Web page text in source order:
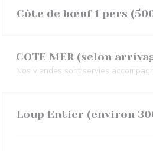
Côte de bœuf 1 pers
COTE MER (selon
Nos viandes sont servies
Loup Entier (environ